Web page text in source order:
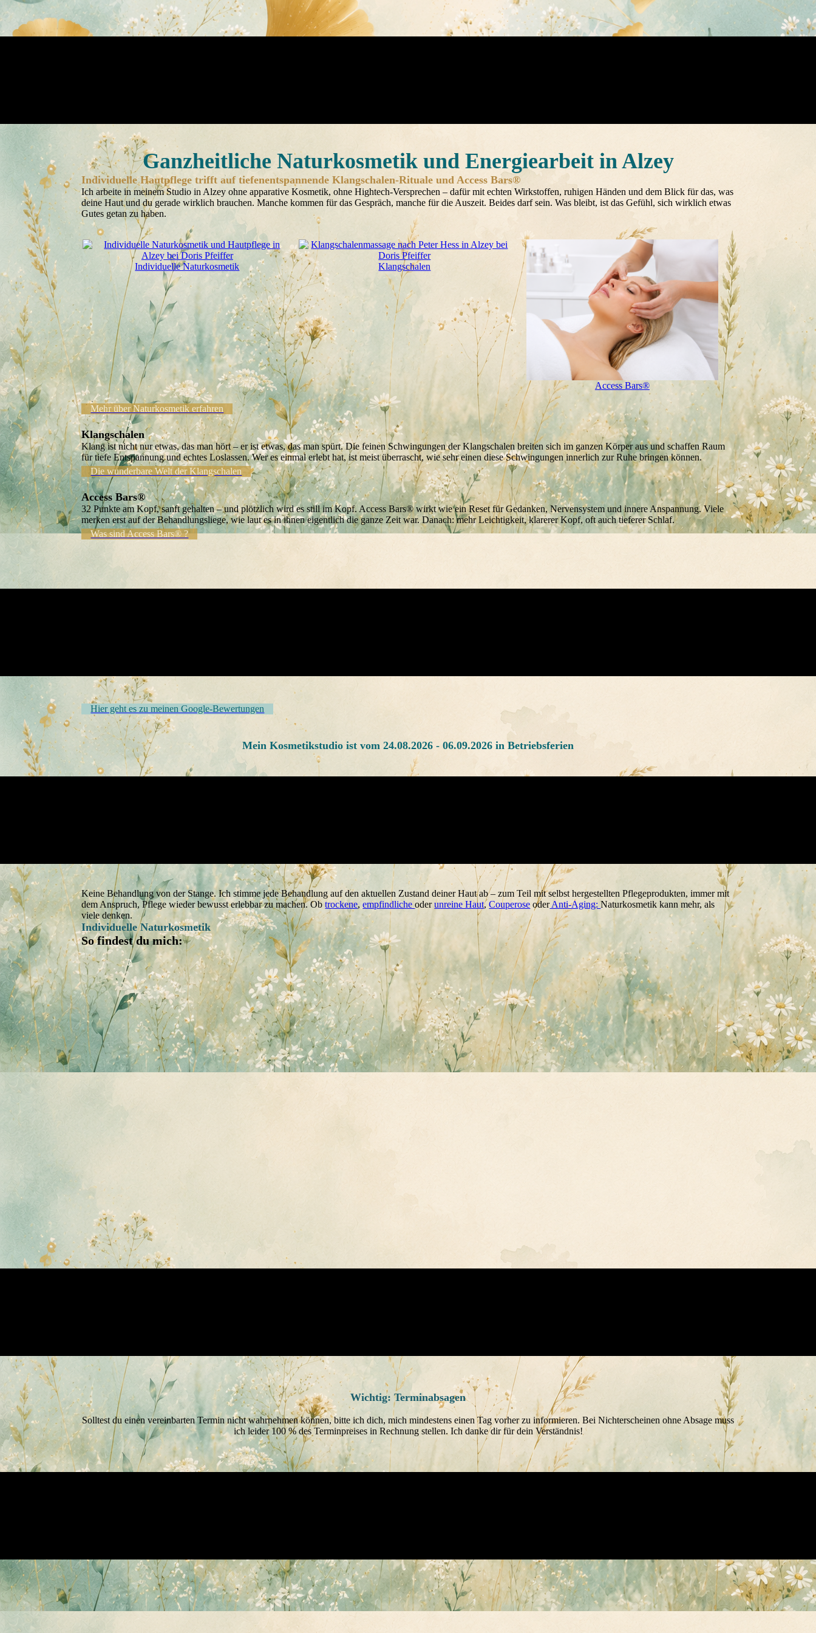
Ganzheitliche Naturkosmetik und Energiearbeit in Alzey
Individuelle Hautpflege trifft auf tiefenentspannende Klangschalen-Rituale und Access Bars®
Ich arbeite in meinem Studio in Alzey ohne apparative Kosmetik, ohne Hightech-Versprechen – dafür mit echten Wirkstoffen, ruhigen Händen und dem Blick für das, was
deine Haut und du gerade wirklich brauchen. Manche kommen für das Gespräch, manche für die Auszeit. Beides darf sein. Was bleibt, ist das Gefühl, sich wirklich etwas
Gutes getan zu haben.
Individuelle Naturkosmetik Klangschalen
Access Bars®
Mehr über Naturkosmetik erfahren
Klangschalen
Klang ist nicht nur etwas, das man hört – er ist etwas, das man spürt. Die feinen Schwingungen der Klangschalen breiten sich im ganzen Körper aus und schaffen Raum
für tiefe Entspannung und echtes Loslassen. Wer es einmal erlebt hat, ist meist überrascht, wie sehr einen diese Schwingungen innerlich zur Ruhe bringen können.
Die wunderbare Welt der Klangschalen
Access Bars®
32 Punkte am Kopf, sanft gehalten – und plötzlich wird es still im Kopf. Access Bars® wirkt wie ein Reset für Gedanken, Nervensystem und innere Anspannung. Viele
merken erst auf der Behandlungsliege, wie laut es in ihnen eigentlich die ganze Zeit war. Danach: mehr Leichtigkeit, klarerer Kopf, oft auch tieferer Schlaf.
Was sind Access Bars® ?
Hier geht es zu meinen Google-Bewertungen
Mein Kosmetikstudio ist vom 24.08.2026 - 06.09.2026 in Betriebsferien
Keine Behandlung von der Stange. Ich stimme jede Behandlung auf den aktuellen Zustand deiner Haut ab – zum Teil mit selbst hergestellten Pflegeprodukten, immer mit
dem Anspruch, Pflege wieder bewusst erlebbar zu machen. Obtrockene,empfindlicheoderunreine Haut,Couperose oderAnti-Aging:Naturkosmetik kann mehr, als
viele denken.
Individuelle Naturkosmetik
So findest du mich:
Wichtig: Terminabsagen
Solltest du einen vereinbarten Termin nicht wahrnehmen können, bitte ich dich, mich mindestens einen Tag vorher zu informieren. Bei Nichterscheinen ohne Absage muss
ich leider 100 % des Terminpreises in Rechnung stellen. Ich danke dir für dein Verständnis!